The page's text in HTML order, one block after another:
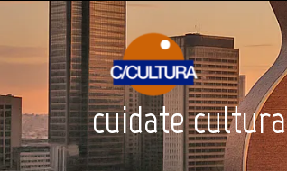
content
cuidate cultura